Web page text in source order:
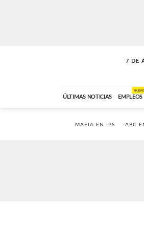
7 DE
LA
ÚLTIMAS NOTICIAS EMPLEOS
NUEVO
MAFIA EN IPS ABC